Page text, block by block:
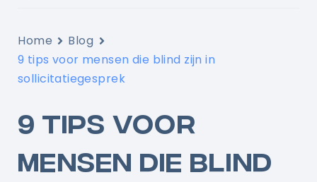
Home
Blog
9 tips voor mensen die blind zijn in
sollicitatiegesprek
9 TIPS VOOR
MENSEN DIE BLIND